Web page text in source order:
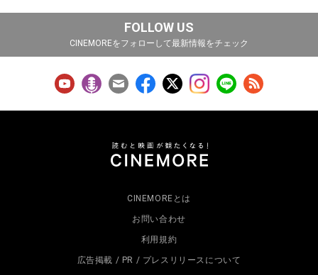
FOLLOW US
CINEMOREをフォローして最新情報をチェック
CINEMOREとは
お問い合わせ
利用規約
広告掲載 / PR / プレスリリースについて